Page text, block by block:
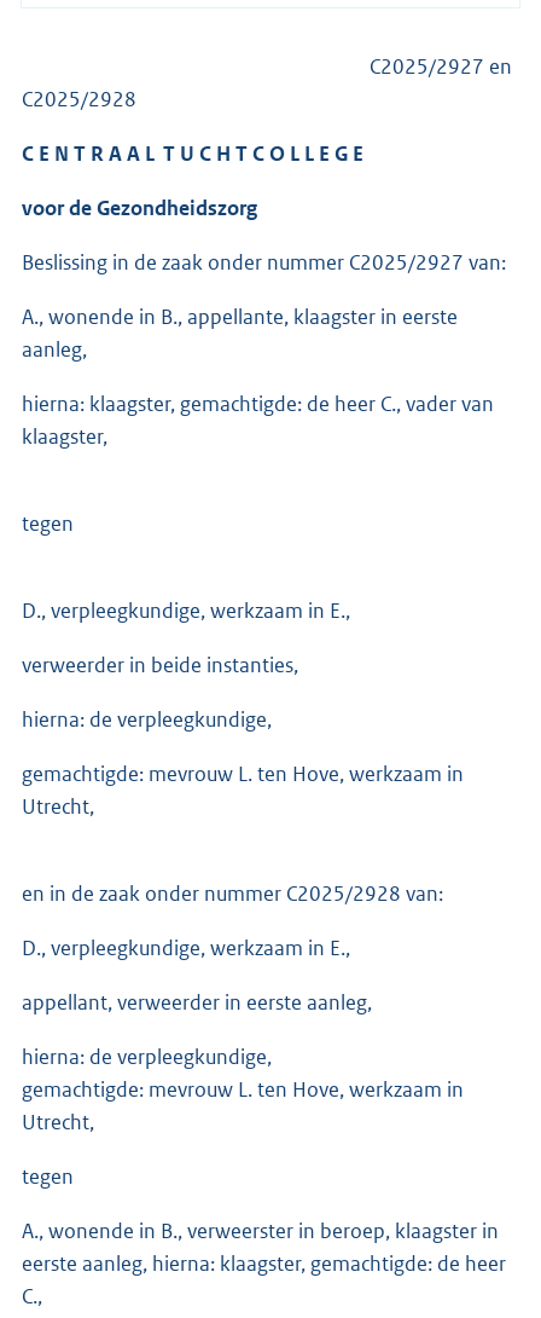
C2025/2927 en
C2025/2928
C E N T R A A L T U C H T C O L L E G E
voor de Gezondheidszorg
Beslissing in de zaak onder nummer C2025/2927 van:
A., wonende in B., appellante, klaagster in eerste
aanleg,
hierna: klaagster, gemachtigde: de heer C., vader van
klaagster,
tegen
D., verpleegkundige, werkzaam in E.,
verweerder in beide instanties,
hierna: de verpleegkundige,
gemachtigde: mevrouw L. ten Hove, werkzaam in
Utrecht,
en in de zaak onder nummer C2025/2928 van:
D., verpleegkundige, werkzaam in E.,
appellant, verweerder in eerste aanleg,
hierna: de verpleegkundige,
gemachtigde: mevrouw L. ten Hove, werkzaam in
Utrecht,
tegen
A., wonende in B., verweerster in beroep, klaagster in
eerste aanleg, hierna: klaagster, gemachtigde: de heer
C.,